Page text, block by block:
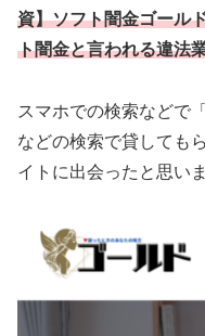
資】ソフト闇金ゴール
ト闇金と言われる違法
スマホでの検索などで
などの検索で貸しても
イトに出会ったと思いま